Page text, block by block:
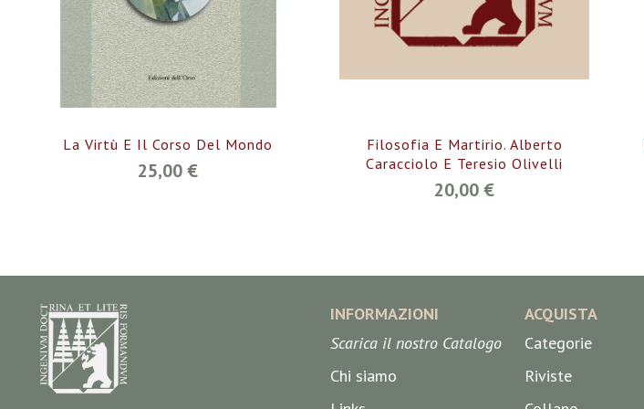
La Virtù E Il Corso Del Mondo
25,00 €
Filosofia E Martirio. Alberto
Caracciolo E Teresio Olivelli
20,00 €
INFORMAZIONI
Scarica il nostro Catalogo
Chi siamo
ACQUISTA
Categorie
Riviste